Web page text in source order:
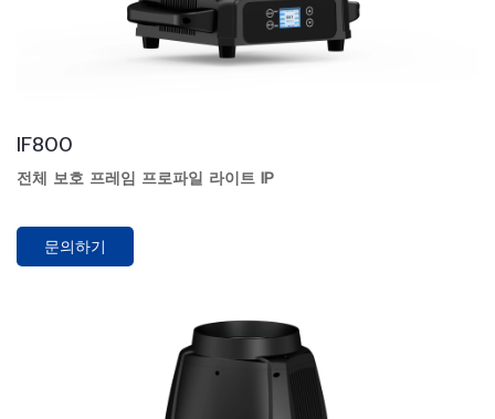
IF800
전체 보호 프레임 프로파일 라이트 IP
문의하기